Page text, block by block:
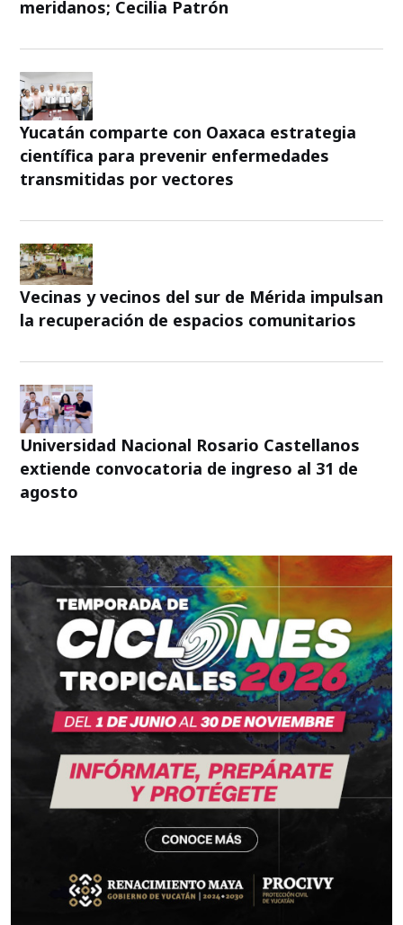
meridanos; Cecilia Patrón
Yucatán comparte con Oaxaca estrategia
científica para prevenir enfermedades
transmitidas por vectores
Vecinas y vecinos del sur de Mérida impulsan
la recuperación de espacios comunitarios
Universidad Nacional Rosario Castellanos
extiende convocatoria de ingreso al 31 de
agosto